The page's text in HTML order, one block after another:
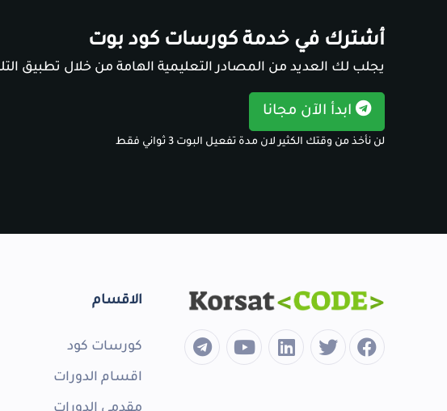
أشترك في خدمة كورسات كود بوت
يجلب لك العديد من المصادر التعليمية الهامة من خلال تطبيق
ابدأ الآن مجانا
لن نأخذ من وقتك الكثير لان مدة تفعيل البوت 3 ثواني فقط
الاقسام
كورسات كود
اقسام الدورات